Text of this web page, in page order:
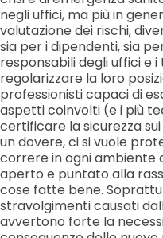
negli uffici, ma più in
valutazione dei rischi,
sia per i dipendenti, sia
responsabili degli uffici e
regolarizzare la loro
professionisti capaci di
aspetti coinvolti (e i più
certificare la sicurezza
un dovere, ci si vuole
correre in ogni ambiente
aperto e puntato alla
cose fatte bene.
stravolgimenti causati
avvertono forte la